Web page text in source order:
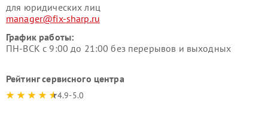
для юридических лиц
manager@fix-sharp.ru
График работы:
ПН-ВСК с 9:00 до 21:00 без перерывов и выходных
Рейтинг сервисного центра
4.9-5.0